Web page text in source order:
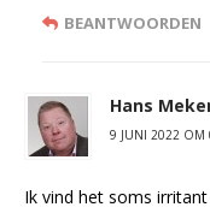
BEANTWOORDEN
Hans
9 JUNI 2022 OM
Ik vind het soms